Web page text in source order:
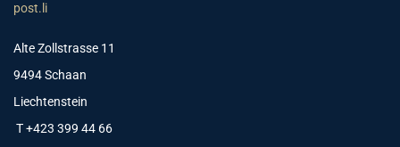
post.li
Alte Zollstrasse 11
9494 Schaan
Liechtenstein
T +423 399 44 66